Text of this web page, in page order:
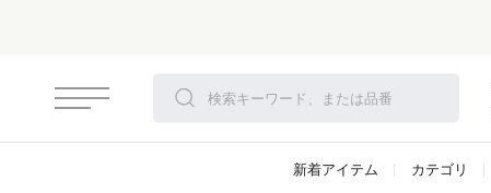
新着アイテム カテゴリ